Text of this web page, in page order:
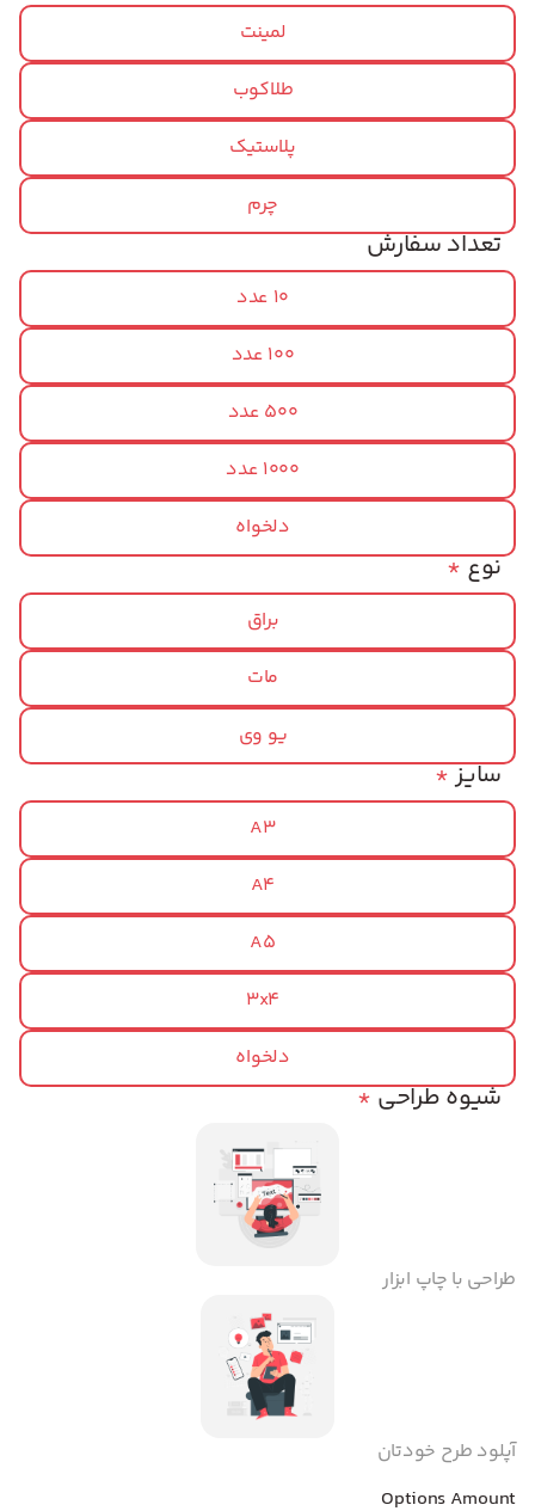
لمینت
طلاکوب
پلاستیک
چرم
تعداد سفارش
10 عدد
100 عدد
500 عدد
1000 عدد
دلخواه
*نوع
براق
مات
یو وی
*سایز
A3
A4
A5
3x4
دلخواه
*شیوه طراحی
طراحی با چاپ ابزار
آپلود طرح خودتان
Options Amount